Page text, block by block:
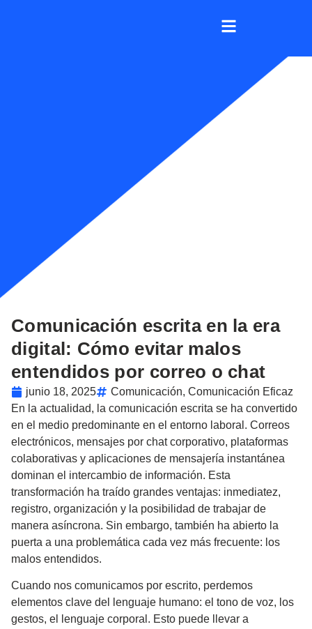
Comunicación escrita en la era
digital: Cómo evitar malos
entendidos por correo o chat
junio 18, 2025 Comunicación, Comunicación Eficaz
En la actualidad, la comunicación escrita se ha convertido
en el medio predominante en el entorno laboral. Correos
electrónicos, mensajes por chat corporativo, plataformas
colaborativas y aplicaciones de mensajería instantánea
dominan el intercambio de información. Esta
transformación ha traído grandes ventajas: inmediatez,
registro, organización y la posibilidad de trabajar de
manera asíncrona. Sin embargo, también ha abierto la
puerta a una problemática cada vez más frecuente: los
malos entendidos.
Cuando nos comunicamos por escrito, perdemos
elementos clave del lenguaje humano: el tono de voz, los
gestos, el lenguaje corporal. Esto puede llevar a